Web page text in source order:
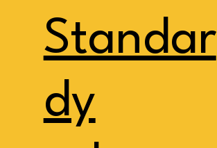
Standar
dy